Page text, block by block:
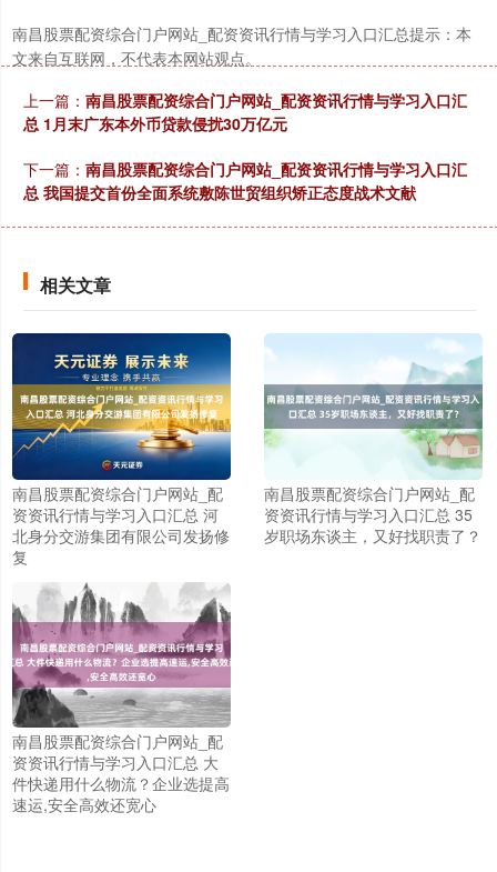
南昌股票配资综合门户网站_配资资讯行情与学习入口汇总提示：本
文来自互联网，不代表本网站观点。
上一篇： 南昌股票配资综合门户网站_配资资讯行情与学习入口汇
总 1月末广东本外币贷款侵扰30万亿元
下一篇： 南昌股票配资综合门户网站_配资资讯行情与学习入口汇
总 我国提交首份全面系统敷陈世贸组织矫正态度战术文献
相关文章
南昌股票配资综合门户网站_配
资资讯行情与学习入口汇总 河
北身分交游集团有限公司发扬修
复
南昌股票配资综合门户网站_配
资资讯行情与学习入口汇总 35
岁职场东谈主，又好找职责了？
南昌股票配资综合门户网站_配
资资讯行情与学习入口汇总 大
件快递用什么物流？企业选提高
速运,安全高效还宽心
上证综指 3885.43